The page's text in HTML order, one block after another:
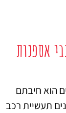
אספנות
הוא חיבתם
תעשיית רכב